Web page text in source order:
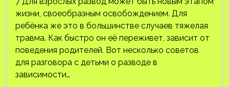
жизни, своеобразным освобождением. Для
ребёнка же это в большинстве случаев тяжелая
травма. Как быстро он её переживет, зависит от
поведения родителей. Вот несколько советов
для разговора с детьми о разводе в
зависимости…